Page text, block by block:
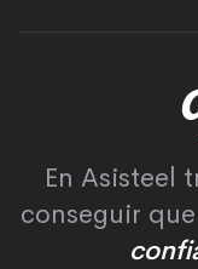
En Asisteel
conseguir